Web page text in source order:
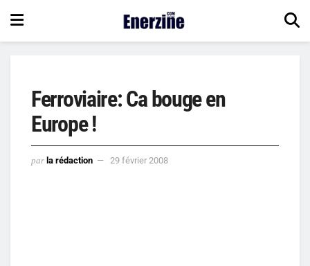
Ferroviaire: Ca bouge en
Europe !
par la rédaction 29 février 2008